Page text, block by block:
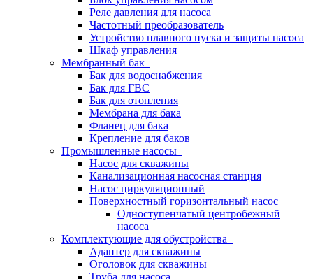
Реле давления для насоса
Частотный преобразователь
Устройство плавного пуска и защиты насоса
Шкаф управления
Мембранный бак
Бак для водоснабжения
Бак для ГВС
Бак для отопления
Мембрана для бака
Фланец для бака
Крепление для баков
Промышленные насосы
Насос для скважины
Канализационная насосная станция
Насос циркуляционный
Поверхностный горизонтальный насос
Одноступенчатый центробежный
насоса
Комплектующие для обустройства
Адаптер для скважины
Оголовок для скважины
Труба для насоса